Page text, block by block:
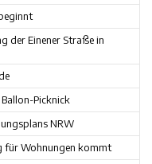
der Einener Straße in
Picknick
NRW
für Wohnungen kommt